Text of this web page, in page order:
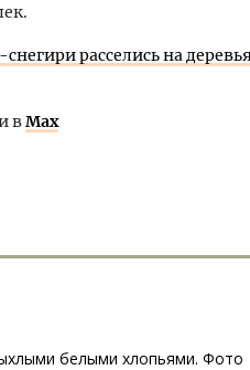
расселись на
вMax
белыми хлопьями. Фото